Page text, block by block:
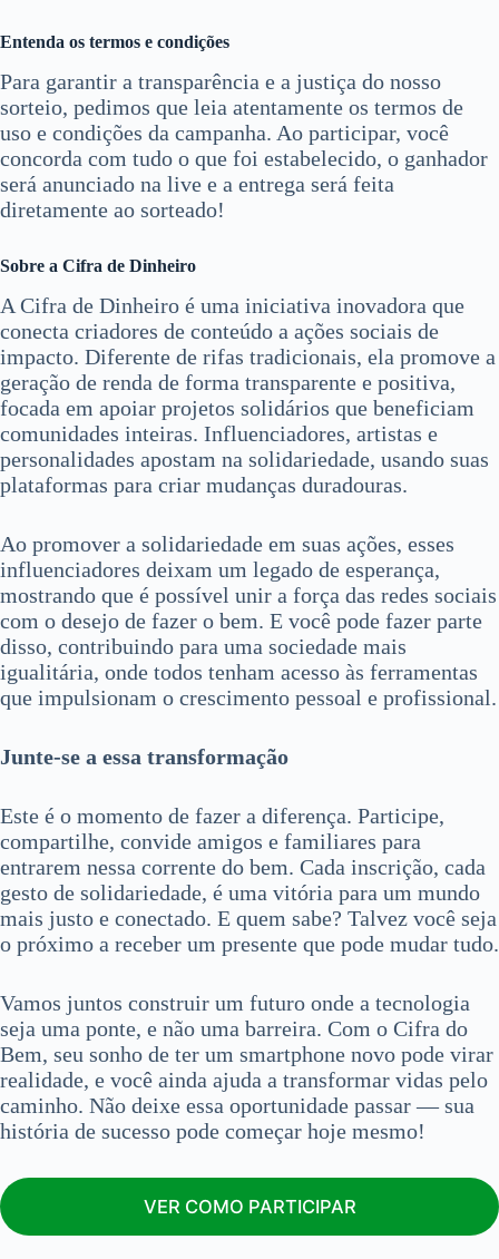
Entenda os termos e condições
Para garantir a transparência e a justiça do nosso
sorteio, pedimos que leia atentamente os termos de
uso e condições da campanha. Ao participar, você
concorda com tudo o que foi estabelecido, o ganhador
será anunciado na live e a entrega será feita
diretamente ao sorteado!
Sobre a Cifra de Dinheiro
A Cifra de Dinheiro é uma iniciativa inovadora que
conecta criadores de conteúdo a ações sociais de
impacto. Diferente de rifas tradicionais, ela promove a
geração de renda de forma transparente e positiva,
focada em apoiar projetos solidários que beneficiam
comunidades inteiras. Influenciadores, artistas e
personalidades apostam na solidariedade, usando suas
plataformas para criar mudanças duradouras.
Ao promover a solidariedade em suas ações, esses
influenciadores deixam um legado de esperança,
mostrando que é possível unir a força das redes sociais
com o desejo de fazer o bem. E você pode fazer parte
disso, contribuindo para uma sociedade mais
igualitária, onde todos tenham acesso às ferramentas
que impulsionam o crescimento pessoal e profissional.
Junte-se a essa transformação
Este é o momento de fazer a diferença. Participe,
compartilhe, convide amigos e familiares para
entrarem nessa corrente do bem. Cada inscrição, cada
gesto de solidariedade, é uma vitória para um mundo
mais justo e conectado. E quem sabe? Talvez você seja
o próximo a receber um presente que pode mudar tudo.
Vamos juntos construir um futuro onde a tecnologia
seja uma ponte, e não uma barreira. Com o Cifra do
Bem, seu sonho de ter um smartphone novo pode virar
realidade, e você ainda ajuda a transformar vidas pelo
caminho. Não deixe essa oportunidade passar — sua
história de sucesso pode começar hoje mesmo!
VER COMO PARTICIPAR